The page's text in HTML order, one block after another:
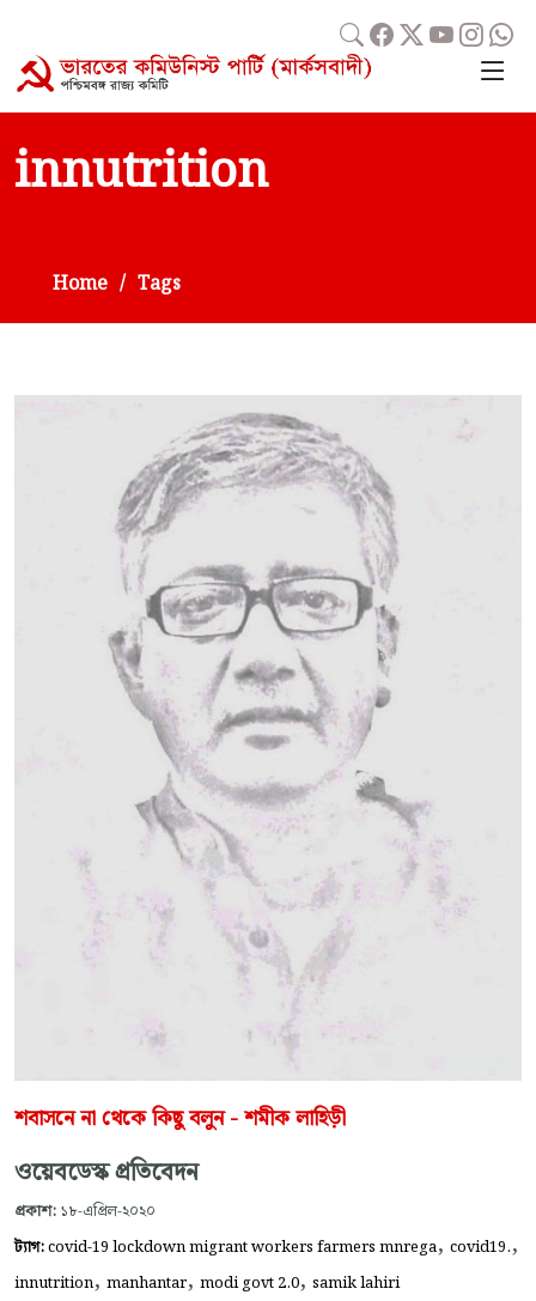
innutrition
Home Tags
শবাসনে না থেকে কিছু বলুন - শমীক লাহিড়ী
ওয়েবডেস্ক প্রতিবেদন
প্রকাশ: ১৮-এপ্রিল-২০২০
ট্যাগ:covid-19 lockdown migrant workers farmers mnrega, covid19.,
innutrition, manhantar, modi govt 2.0, samik lahiri